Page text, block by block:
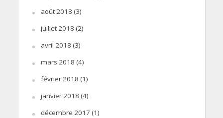
août 2018 (3)
juillet 2018 (2)
avril 2018 (3)
mars 2018 (4)
février 2018 (1)
janvier 2018 (4)
décembre 2017 (1)